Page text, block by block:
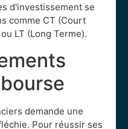
d'investissement se
comme CT (Court
LT (Long Terme).
demande une
Pour réussir ses